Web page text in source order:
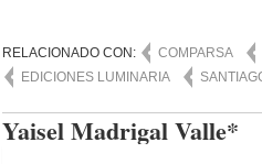
RELACIONADO CON: COMPARSA
EDICIONES LUMINARIA
Yaisel Madrigal Valle*